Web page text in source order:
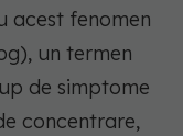
acest fenomen
un termen
de simptome
concentrare,